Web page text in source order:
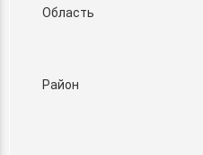
Область
Район